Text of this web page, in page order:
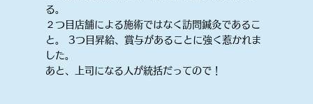
る。
２つ目店舗による施術ではなく訪問鍼灸であるこ
と。 3つ目昇給、賞与があることに強く惹かれま
した。
​あと、上司になる人が統括だってので！